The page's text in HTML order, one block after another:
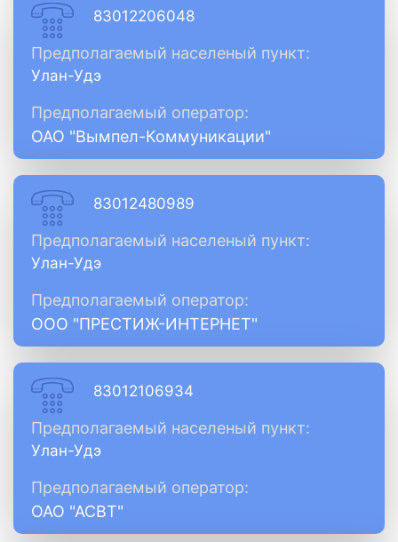
83012206048
Предполагаемый населеный пункт:
Улан-Удэ
Предполагаемый оператор:
ОАО "Вымпел-Коммуникации"
83012480989
Предполагаемый населеный пункт:
Улан-Удэ
Предполагаемый оператор:
ООО "ПРЕСТИЖ-ИНТЕРНЕТ"
83012106934
Предполагаемый населеный пункт:
Улан-Удэ
Предполагаемый оператор:
ОАО "АСВТ"